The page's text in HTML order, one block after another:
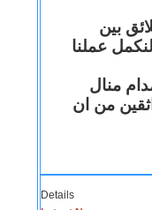
بين
عملنا
منال
من ان
Details